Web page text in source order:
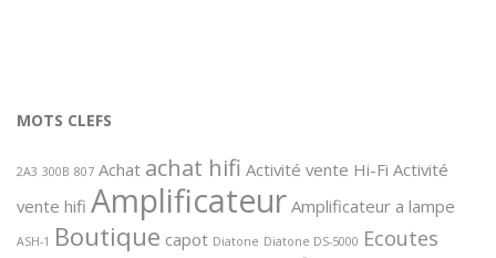
MOTS CLEFS
2A3 300B 807 Achat achat hifi Activité vente Hi-Fi Activité
vente hifi Amplificateur Amplificateur a lampe
ASH-1 Boutique capot Diatone Diatone DS-5000 Ecoutes